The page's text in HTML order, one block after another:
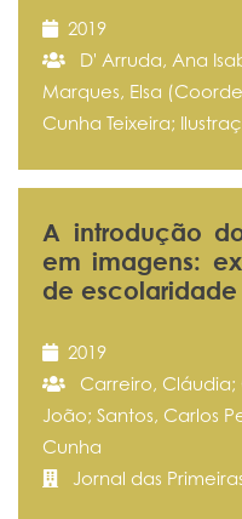
2019
D' Arruda, Ana
Marques, Elsa
Cunha Teixeira;
A introdução
em imagens:
de escolaridade
2019
Carreiro, Cláudia;
João; Santos, Carlos
Cunha
Jornal das